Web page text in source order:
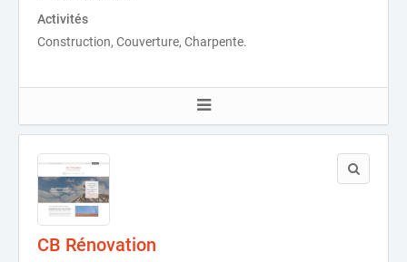
Activités
Construction, Couverture, Charpente.
CB Rénovation